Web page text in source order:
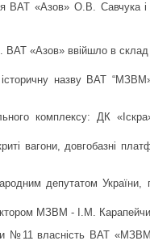
ВАТ «Азов» О.В. Савчука
ВАТ «Азов» ввійшло в
назву ВАТ
комплексу: ДК
вагони, довгобазні
депутатом
МЗВМ - І.М.
№11 власність ВАТ